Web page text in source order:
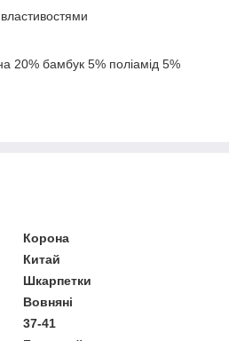
20% бамбук 5% поліамід 5%
Корона
Китай
Шкарпетки
Вовняні
37-41